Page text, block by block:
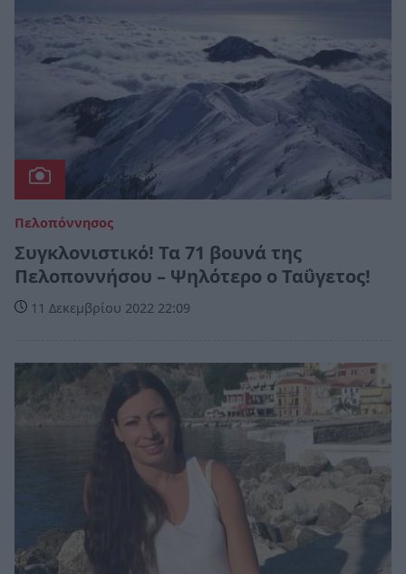
Πελοπόννησος
Συγκλονιστικό! Τα 71 βουνά της
Πελοποννήσου – Ψηλότερο ο Ταΰγετος!
11 Δεκεμβρίου 2022 22:09